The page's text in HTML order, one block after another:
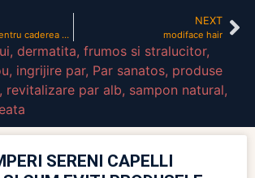
ulei de masline pentru caderea parului
NEXT
modiface hair
, dermatita, frumos si stralucitor,
, ingrijire par, Par sanatos, produse
, revitalizare par alb, sampon natural,
SERENI CAPELLI